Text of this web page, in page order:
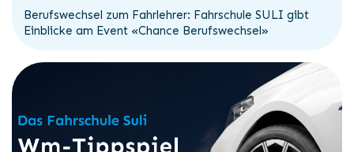
Berufswechsel zum Fahrlehrer: Fahrschule SULI gibt
Einblicke am Event «Chance Berufswechsel»